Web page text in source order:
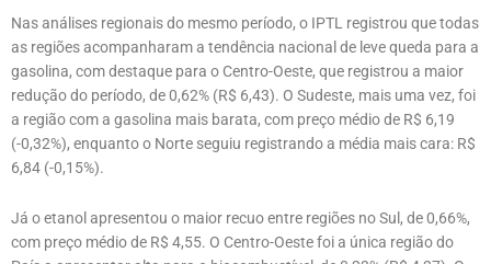
Nas análises regionais do mesmo período, o IPTL registrou que todas
as regiões acompanharam a tendência nacional de leve queda para a
gasolina, com destaque para o Centro-Oeste, que registrou a maior
redução do período, de 0,62% (R$ 6,43). O Sudeste, mais uma vez, foi
a região com a gasolina mais barata, com preço médio de R$ 6,19
(-0,32%), enquanto o Norte seguiu registrando a média mais cara: R$
6,84 (-0,15%).
Já o etanol apresentou o maior recuo entre regiões no Sul, de 0,66%,
com preço médio de R$ 4,55. O Centro-Oeste foi a única região do